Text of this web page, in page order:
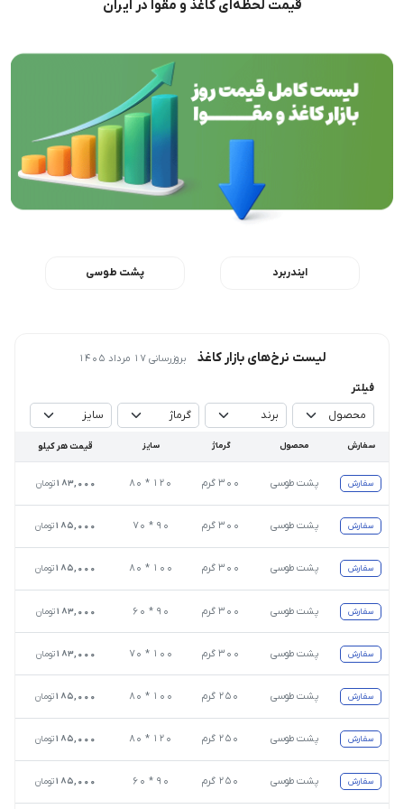
قیمت لحظه‌ای کاغذ و مقوا در ایران
ایندربرد پشت طوسی
لیست نرخ‌های بازار کاغذ بروزرسانی 17 مرداد 1405
فیلتر
محصول گرماژ سایز قیمت هر کیلو سفارش
پشت طوسی ۳۰۰ گرم ۱۲۰ * ۸۰ 183,000تومان سفارش
پشت طوسی ۳۰۰ گرم ۹۰ * ۷۰ 185,000تومان سفارش
پشت طوسی ۳۰۰ گرم ۱۰۰ * ۸۰ 185,000تومان سفارش
پشت طوسی ۳۰۰ گرم ۹۰ * ۶۰ 183,000تومان سفارش
پشت طوسی ۳۰۰ گرم ۱۰۰ * ۷۰ 183,000تومان سفارش
پشت طوسی ۲۵۰ گرم ۱۰۰ * ۸۰ 185,000تومان سفارش
پشت طوسی ۲۵۰ گرم ۱۲۰ * ۸۰ 185,000تومان سفارش
پشت طوسی ۲۵۰ گرم ۹۰ * ۶۰ 185,000تومان سفارش